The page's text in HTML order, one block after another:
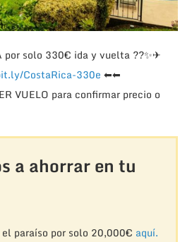
por solo 330€ ida y vuelta ??✨✈
CostaRica-330e ⬅⬅
VUELO para confirmar precio o
a ahorrar en tu
el paraíso por solo 20,000€ aquí.